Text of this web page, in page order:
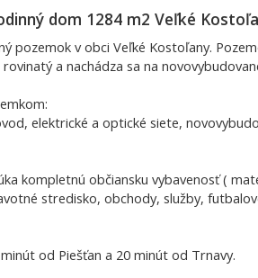
dom 1284 m2 Veľké
pozemok v obci Veľké Kostoľany.
a nachádza sa na
elektrické a optické siete,
kompletnú občiansku vybavenosť (
stredisko, obchody, služby,
od Piešťan a 20 minút od Trnavy.